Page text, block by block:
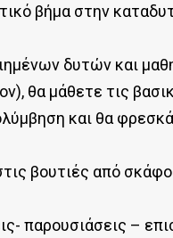
βήμα στην
δυτών και
θα μάθετε τις
και θα
βουτιές από
παρουσιάσεις –